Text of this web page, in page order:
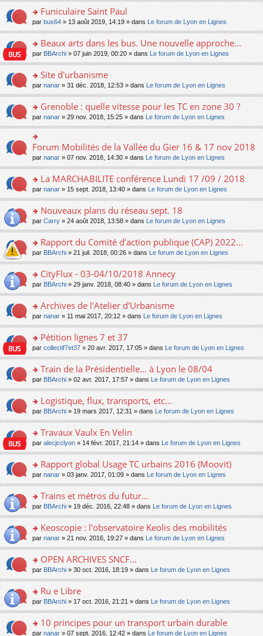
c
e
nt
le
pl
u
c
e
nt
n
n
le
pl
u
ré
c
e
nt
a
g
e
n
n
le
pl
u
ré
c
e
nt
le
m
e
a
g
e
n
n
le
pl
u
s
ré
c
e
nt
ult
er
le
m
e
a
g
e
n
n
le
pl
u
s
c
e
nt
o
n
ult
er
le
m
e
a
g
e
n
o
lu
pl
u
s
c
e
nt
Funiculaire Saint Paul
par bus64 » 13 août 2019, 14:19 » dans Le forum de Lyon en Lignes
o
n
ult
er
le
m
e
s
g
e
n
o
lu
pl
u
s
c
e
nt
Beaux arts dans les bus. Une nouvelle approche...
par BBArchi » 07 juin 2019, 00:20 » dans Le forum de Lyon en Lignes
o
n
ult
er
le
m
e
s
g
e
n
o
lu
pl
u
s
c
e
nt
Site d'urbanisme
par nanar » 31 déc. 2018, 12:53 » dans Le forum de Lyon en Lignes
o
n
s
ult
er
le
m
e
s
g
e
n
o
lu
pl
u
s
c
e
nt
Grenoble : quelle vitesse pour les TC en zone 30 ?
par nanar » 29 nov. 2018, 15:25 » dans Le forum de Lyon en Lignes
o
n
er
le
m
e
s
a
g
e
n
n
lu
le
pl
u
c
e
nt
Forum Mobilités de la Vallée du Gier 16 & 17 nov 2018
par nanar » 07 nov. 2018, 14:30 » dans Le forum de Lyon en Lignes
o
n
ult
er
le
m
e
a
g
e
n
n
le
pl
u
ré
c
e
nt
La MARCHABILITE conférence Lundi 17 /09 / 2018
par nanar » 15 sept. 2018, 13:40 » dans Le forum de Lyon en Lignes
o
n
ult
er
le
m
e
a
g
e
n
n
le
pl
u
ré
c
e
nt
Nouveaux plans du réseau sept. 18
par Carry » 24 août 2018, 13:58 » dans Le forum de Lyon en Lignes
o
n
ult
er
le
m
e
a
g
e
n
n
le
pl
u
ré
c
e
nt
Rapport du Comité d’action publique (CAP) 2022...
par BBArchi » 21 juil. 2018, 00:26 » dans Le forum de Lyon en Lignes
o
n
ult
er
le
m
e
a
g
e
n
n
le
pl
u
ré
c
e
nt
CityFlux - 03-04/10/2018 Annecy
par BBArchi » 29 janv. 2018, 08:40 » dans Le forum de Lyon en Lignes
o
n
ult
er
le
m
e
a
g
e
n
n
le
pl
u
ré
c
e
nt
Archives de l'Atelier d'Urbanisme
par nanar » 11 mai 2017, 20:12 » dans Le forum de Lyon en Lignes
o
n
ult
er
le
m
e
a
g
e
n
n
le
pl
u
ré
c
e
nt
Pétition lignes 7 et 37
par collectif7et37 » 20 avr. 2017, 17:05 » dans Le forum de Lyon en Lignes
o
n
ult
er
le
m
e
a
g
e
n
n
le
pl
u
ré
c
e
nt
Train de la Présidentielle... à Lyon le 08/04
par BBArchi » 02 avr. 2017, 17:57 » dans Le forum de Lyon en Lignes
o
n
ult
er
le
m
e
a
g
e
n
n
le
pl
u
ré
c
e
nt
Logistique, flux, transports, etc...
par BBArchi » 19 mars 2017, 12:31 » dans Le forum de Lyon en Lignes
o
n
ult
er
le
m
e
a
g
e
n
n
le
pl
u
ré
Travaux Vaulx En Velin
par alecjcclyon » 14 févr. 2017, 21:14 » dans Le forum de Lyon en Lignes
o
n
ult
er
le
m
e
a
g
e
n
n
le
pl
Rapport global Usage TC urbains 2016 (Moovit)
par nanar » 03 janv. 2017, 01:09 » dans Le forum de Lyon en Lignes
o
n
ult
er
le
m
e
a
g
e
n
Trains et métros du futur...
par BBArchi » 19 déc. 2016, 22:48 » dans Le forum de Lyon en Lignes
o
n
ult
er
le
m
e
a
Keoscopie : l'observatoire Keolis des mobilités
par nanar » 21 nov. 2016, 19:27 » dans Le forum de Lyon en Lignes
o
n
ult
er
le
m
e
OPEN ARCHIVES SNCF...
par BBArchi » 30 oct. 2016, 18:19 » dans Le forum de Lyon en Lignes
o
n
ult
Ru e Libre
par BBArchi » 17 oct. 2016, 21:21 » dans Le forum de Lyon en Lignes
o
10 principes pour un transport urbain durable
par nanar » 07 sept. 2016, 12:42 » dans Le forum de Lyon en Lignes